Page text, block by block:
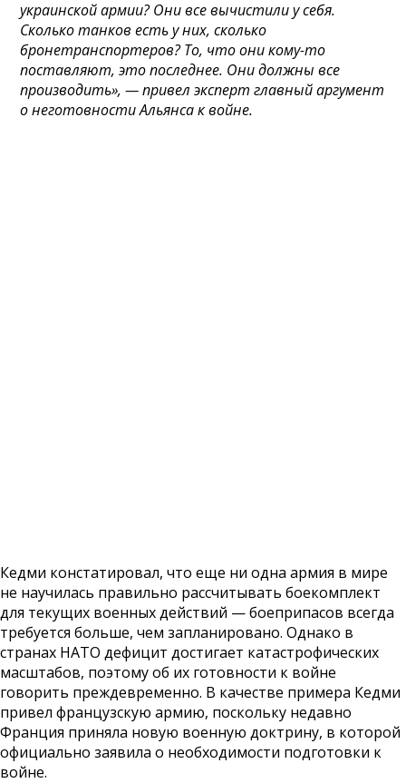
украинской армии? Они все вычистили у себя.
Сколько танков есть у них, сколько
бронетранспортеров? То, что они кому-то
поставляют, это последнее. Они должны все
производить», — привел эксперт главный аргумент
о неготовности Альянса к войне.
Кедми констатировал, что еще ни одна армия в мире
не научилась правильно рассчитывать боекомплект
для текущих военных действий — боеприпасов всегда
требуется больше, чем запланировано. Однако в
странах НАТО дефицит достигает катастрофических
масштабов, поэтому об их готовности к войне
говорить преждевременно. В качестве примера Кедми
привел французскую армию, поскольку недавно
Франция приняла новую военную доктрину, в которой
официально заявила о необходимости подготовки к
войне.